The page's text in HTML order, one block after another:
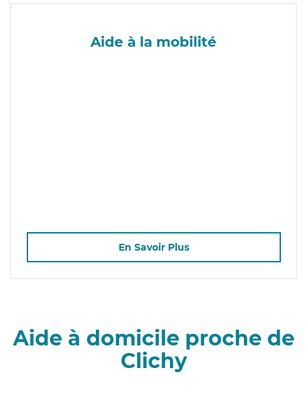
Aide à la mobilité
En Savoir Plus
Aide à domicile proche de
Clichy